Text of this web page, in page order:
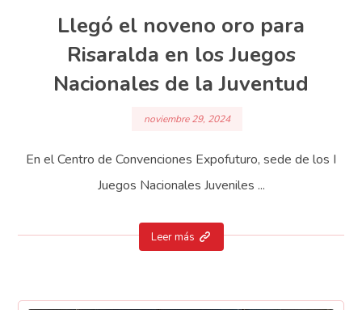
Llegó el noveno oro para
Risaralda en los Juegos
Nacionales de la Juventud
noviembre 29, 2024
En el Centro de Convenciones Expofuturo, sede de los I
Juegos Nacionales Juveniles ...
Leer más